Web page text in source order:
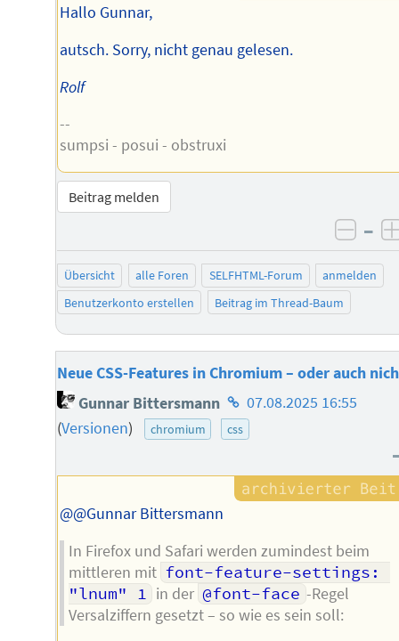
Hallo Gunnar,
autsch. Sorry, nicht genau gelesen.
Rolf
--
sumpsi - posui - obstruxi
Beitrag melden
–
Übersicht alle Foren SELFHTML-Forum
anmelden
Benutzerkonto erstellen
Beitrag im Thread-Baum
Neue CSS-Features in Chromium – oder auch
Gunnar Bittersmann Homepage
des
07.08.2025 16:55
(Versionen) chromium css
@@Gunnar Bittersmann
In Firefox und Safari werden zumindest beim
mittleren mit font-feature-settings:
"lnum" 1 in der @font-face -Regel
Versalziffern gesetzt – so wie es sein soll: